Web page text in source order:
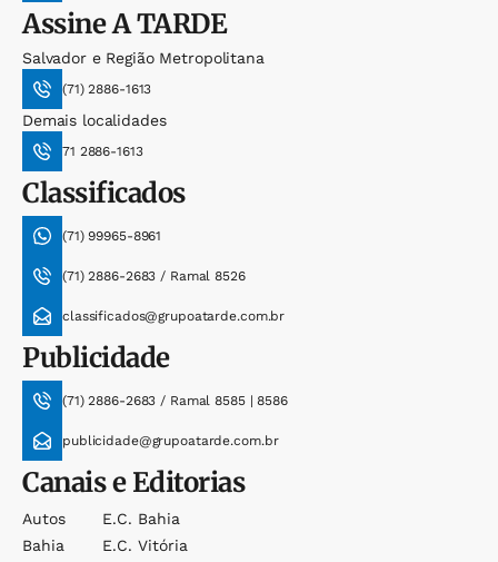
AssineA TARDE
Salvador e Região Metropolitana
(71) 2886-1613
Demais localidades
71 2886-1613
Classificados
(71) 99965-8961
(71) 2886-2683 / Ramal 8526
classificados@grupoatarde.com.br
Publicidade
(71) 2886-2683 / Ramal 8585 | 8586
publicidade@grupoatarde.com.br
Canais e Editorias
Autos
Bahia
E.c. Bahia
E.c. Vitória